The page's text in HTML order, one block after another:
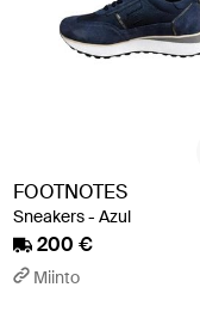
FOOTNOTES
Sneakers - Azul
200 €
Miinto